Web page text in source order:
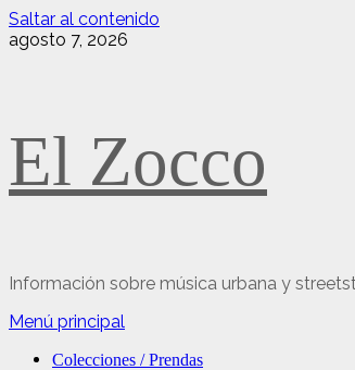
Saltar al contenido
agosto 7, 2026
El Zocco
Información sobre música urbana y
Menú principal
Colecciones / Prendas